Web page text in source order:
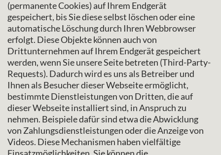
(permanente Cookies) auf Ihrem Endgerät
gespeichert, bis Sie diese selbst löschen oder eine
automatische Löschung durch Ihren Webbrowser
erfolgt. Diese Objekte können auch von
Drittunternehmen auf Ihrem Endgerät gespeichert
werden, wenn Sie unsere Seite betreten (Third-Party-
Requests). Dadurch wird es uns als Betreiber und
Ihnen als Besucher dieser Webseite ermöglicht,
bestimmte Dienstleistungen von Dritten, die auf
dieser Webseite installiert sind, in Anspruch zu
nehmen. Beispiele dafür sind etwa die Abwicklung
von Zahlungsdienstleistungen oder die Anzeige von
Videos. Diese Mechanismen haben vielfältige